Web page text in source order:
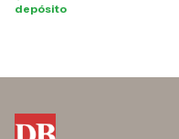
depósito